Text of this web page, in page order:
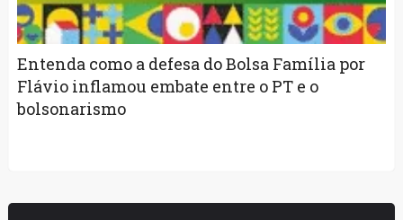
Entenda como a defesa do Bolsa Família por
Flávio inflamou embate entre o PT e o
bolsonarismo